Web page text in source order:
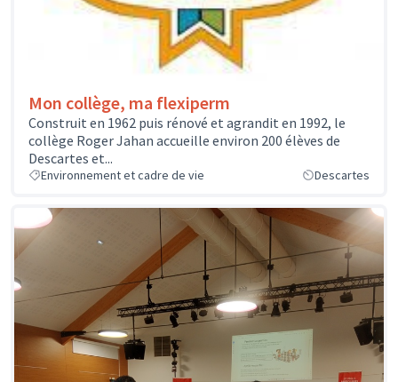
Mon collège, ma flexiperm
Construit en 1962 puis rénové et agrandit en 1992, le
collège Roger Jahan accueille environ 200 élèves de
Descartes et...
Environnement et cadre de vie Descartes